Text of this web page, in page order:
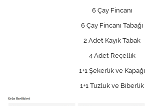
6 Çay Fincanı
6 Çay Fincanı Tabağı
2 Adet Kayık Tabak
4 Adet Reçellik
1+1 Şekerlik ve Kapağı
1+1 Tuzluk ve Biberlik